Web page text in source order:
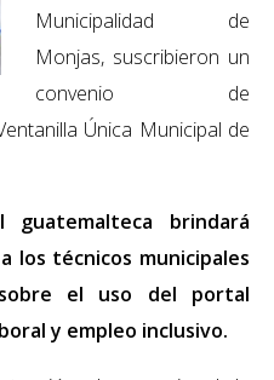
Municipalidad de
Monjas, suscribieron un
convenio de
Única Municipal de
brindará
los técnicos municipales
el uso del portal
y empleo inclusivo.